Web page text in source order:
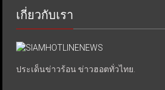
เกี่ยวกับเรา
ประเด็นข่าวร้อน ข่าวฮอตทั่วไทย.